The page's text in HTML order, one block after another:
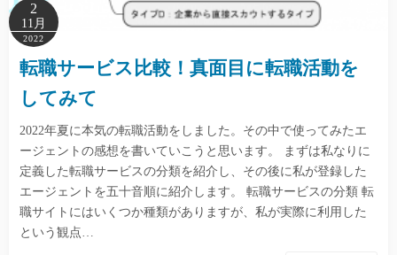
2
11月
2022
転職サービス比較！真面目に転職活動を
してみて
2022年夏に本気の転職活動をしました。その中で使ってみたエ
ージェントの感想を書いていこうと思います。 まずは私なりに
定義した転職サービスの分類を紹介し、その後に私が登録した
エージェントを五十音順に紹介します。 転職サービスの分類 転
職サイトにはいくつか種類がありますが、私が実際に利用した
という観点…